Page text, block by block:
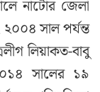
নাটোর জেলা
সাল পর্যন্ত
লিয়াকত-বাবু
সালের ১৯